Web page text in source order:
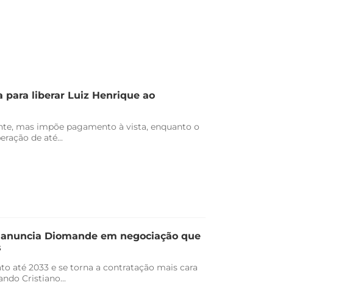
liberar Luiz Henrique ao
mas impõe pagamento à vista, enquanto o
de até...
Diomande em negociação que
até 2033 e se torna a contratação mais cara
Cristiano...